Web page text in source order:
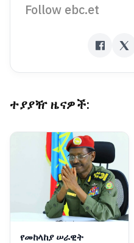
Follow ebc.et
ተያያዥ ዜናዎች:
የመከላከያ ሠራዊት